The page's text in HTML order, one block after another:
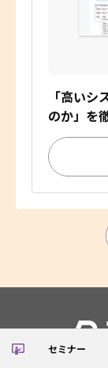
セミナー
「高い
のか」を